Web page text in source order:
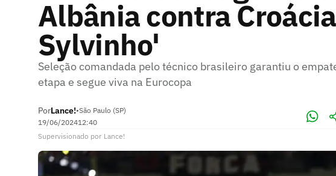
Albânia contra
Sylvinho'
Seleção comandada pelo técnico brasileiro garantiu o
etapa e segue viva na Eurocopa
PorLance!•São Paulo (SP)
19/06/202412:40
Supervisionado por Lance!